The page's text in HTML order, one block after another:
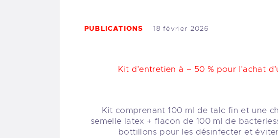
PUBLICATIONS 18 février 2026
Kit d’entretien à – 50 % pour l’achat
Kit comprenant 100 ml de talc fin et une
semelle latex + flacon de 100 ml de
bottillons pour les désinfecter et